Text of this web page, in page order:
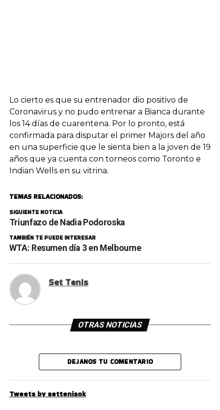
Lo cierto es que su entrenador dio positivo de
Coronavirus y no pudo entrenar a Bianca durante
los 14 días de cuarentena. Por lo pronto, está
confirmada para disputar el primer Majors del año
en una superficie que le sienta bien a la joven de 19
años que ya cuenta con torneos como Toronto e
Indian Wells en su vitrina.
TEMAS RELACIONADOS:
SIGUIENTE NOTICIA
Triunfazo de Nadia Podoroska
TAMBIÉN TE PUEDE INTERESAR
WTA: Resumen día 3 en Melbourne
Set Tenis
OTRAS NOTICIAS
DEJANOS TU COMENTARIO
Tweets by settenisok